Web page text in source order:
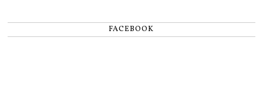
FACEBOOK